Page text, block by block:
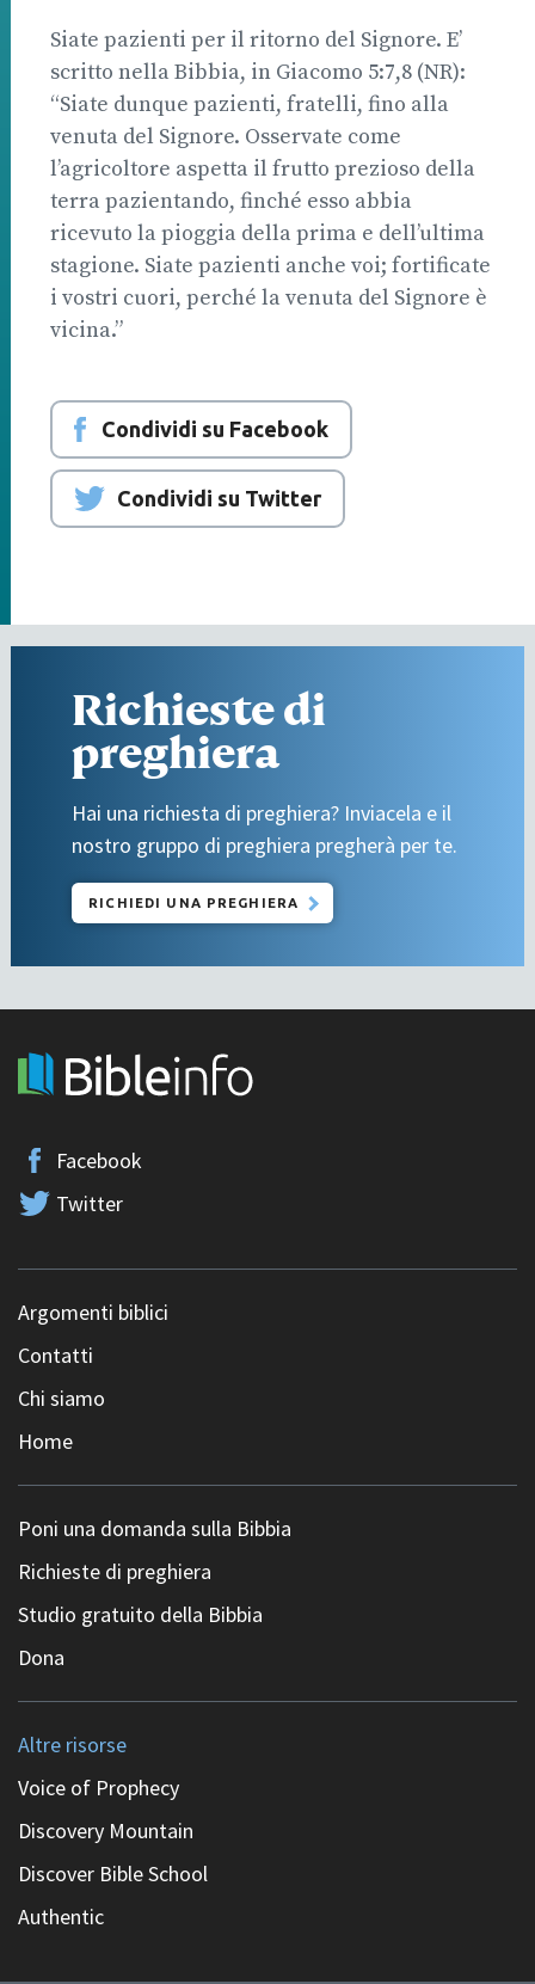
Siate pazienti per il ritorno del Signore. E’
scritto nella Bibbia, in Giacomo 5:7,8 (NR):
“Siate dunque pazienti, fratelli, fino alla
venuta del Signore. Osservate come
l’agricoltore aspetta il frutto prezioso della
terra pazientando, finché esso abbia
ricevuto la pioggia della prima e dell’ultima
stagione. Siate pazienti anche voi; fortificate
i vostri cuori, perché la venuta del Signore è
vicina.”
Condividi su Facebook
Condividi su Twitter
Richieste di
preghiera
Hai una richiesta di preghiera? Inviacela e il
nostro gruppo di preghiera pregherà per te.
RICHIEDI UNA PREGHIERA
Facebook
Twitter
Argomenti biblici
Contatti
Chi siamo
Home
Poni una domanda sulla Bibbia
Richieste di preghiera
Studio gratuito della Bibbia
Dona
Altre risorse
Voice of Prophecy
Discovery Mountain
Discover Bible School
Authentic